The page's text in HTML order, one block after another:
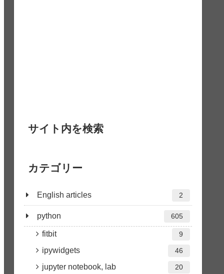
サイト内を検索
カテゴリー
English articles 2
python 605
fitbit 9
ipywidgets 46
jupyter notebook, lab 20